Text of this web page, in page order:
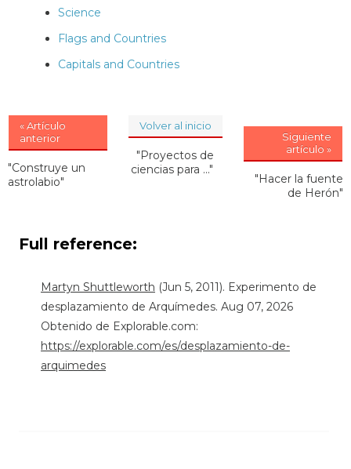
Science
Flags and Countries
Capitals and Countries
« Artículo
anterior
"Construye un
astrolabio"
Volver al inicio
"Proyectos de
ciencias para ..."
Siguiente
artículo »
"Hacer la fuente
de Herón"
Full reference:
Martyn Shuttleworth (Jun 5, 2011). Experimento de
desplazamiento de Arquímedes. Aug 07, 2026
Obtenido de Explorable.com:
https://explorable.com/es/desplazamiento-de-
arquimedes